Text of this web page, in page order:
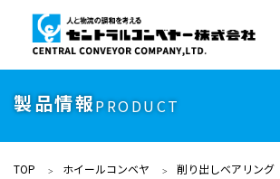
製品情報PRODUCT
TOP ホイールコンベヤ 削り出しベアリング